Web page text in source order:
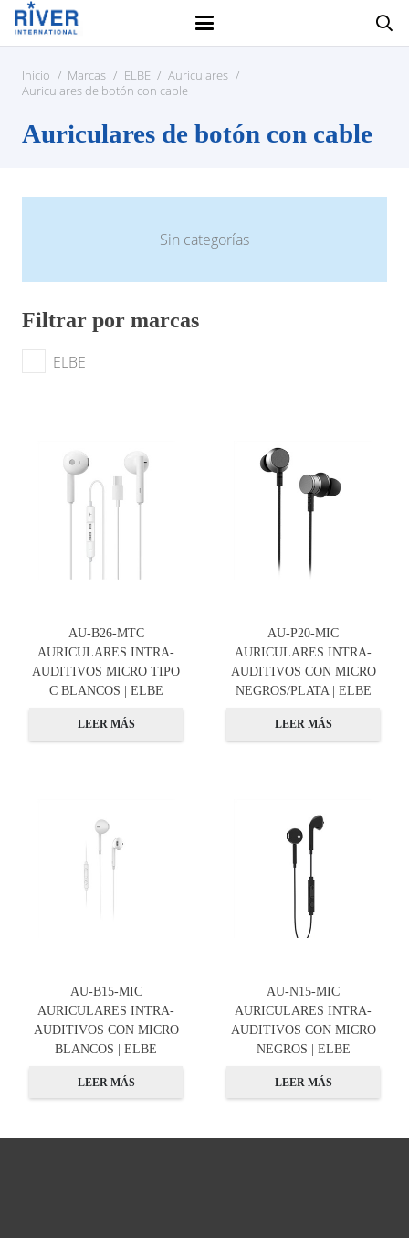
Inicio / Marcas / ELBE / Auriculares /
Auriculares de botón con cable
Auriculares de botón con cable
Sin categorías
Filtrar por marcas
ELBE
AU-B26-MTC
AURICULARES INTRA-
AUDITIVOS MICRO TIPO
C BLANCOS | ELBE
LEER MÁS
AU-P20-MIC
AURICULARES INTRA-
AUDITIVOS CON MICRO
NEGROS/PLATA | ELBE
LEER MÁS
AU-B15-MIC
AURICULARES INTRA-
AUDITIVOS CON MICRO
BLANCOS | ELBE
LEER MÁS
AU-N15-MIC
AURICULARES INTRA-
AUDITIVOS CON MICRO
NEGROS | ELBE
LEER MÁS